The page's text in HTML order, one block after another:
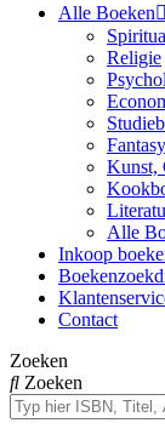
Alle Boeken
Religie
Kunst,
Alle
Inkoop
Contact
Zoeken
Zoeken